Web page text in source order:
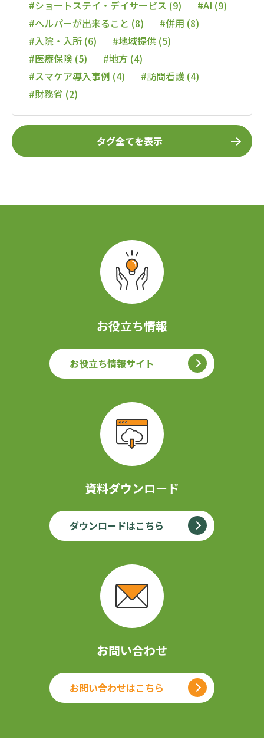
#ショートステイ・デイサービス (9)
#AI (9)
#ヘルパーが出来ること (8)
#併用 (8)
#入院・入所 (6)
#地域提供 (5)
#医療保険 (5)
#地方 (4)
#スマケア導入事例 (4)
#訪問看護 (4)
#財務省 (2)
タグ全てを表示
お役立ち情報
お役立ち情報サイト
資料ダウンロード
ダウンロードはこちら
お問い合わせ
お問い合わせはこちら